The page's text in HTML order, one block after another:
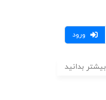
ورود
بیشتر بدانید